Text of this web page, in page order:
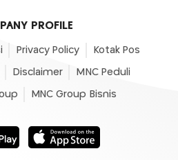
PROFILE
Privacy Policy Kotak Pos
Disclaimer MNC Peduli
MNC Group Bisnis